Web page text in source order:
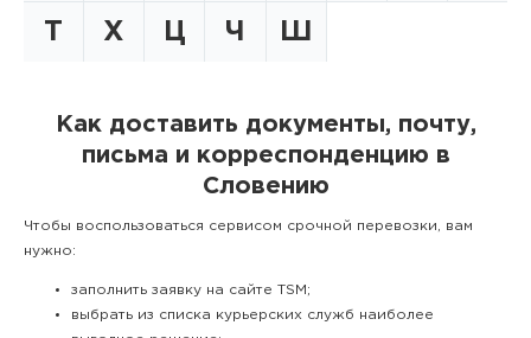
Т Х Ц Ч Ш
Как доставить документы, почту,
письма и корреспонденцию в
Словению
Чтобы воспользоваться сервисом срочной перевозки, вам
нужно:
заполнить заявку на сайте TSM;
выбрать из списка курьерских служб наиболее